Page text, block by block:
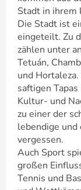
Stadt in
Die Stadt ist
eingeteilt. Zu
zählen unter
Tetuán,
und
saftigen
Kultur- und
zu einer der
lebendige
vergessen.
Auch Sport
großen
Tennis und